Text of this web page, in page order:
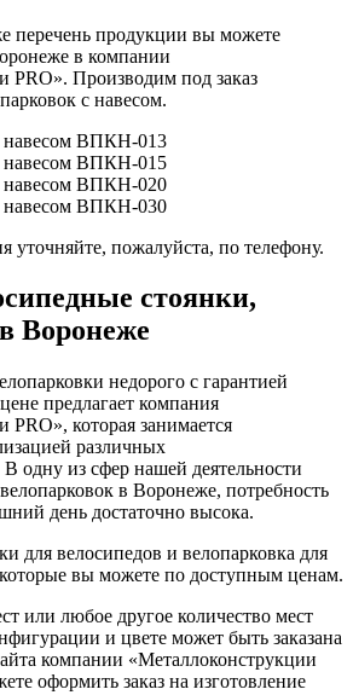
перечень продукции вы можете
в компании
PRO». Производим под заказ
с навесом.
навесом ВПКН-013
навесом ВПКН-015
навесом ВПКН-020
навесом ВПКН-030
уточняйте, пожалуйста, по телефону.
стоянки,
Воронеже
недорого с гарантией
предлагает компания
PRO», которая занимается
различных
одну из сфер нашей деятельности
в Воронеже, потребность
день достаточно высока.
для велосипедов и велопарковка для
вы можете по доступным ценам.
или любое другое количество мест
и цвете может быть заказана
компании «Металлоконструкции
оформить заказ на изготовление